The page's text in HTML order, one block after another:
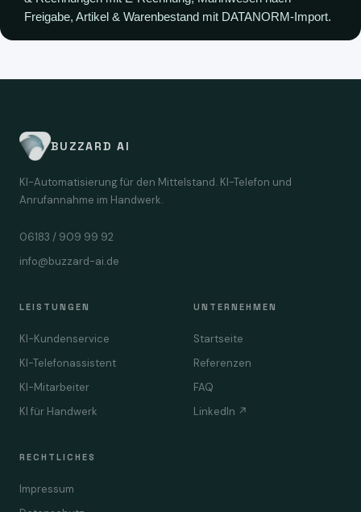
Freigabe, Artikel & Warenbestand mit DATANORM-Import.
BUZZARD AI
KI-Automatisierung für den Mittelstand. KI-Telefon und
Anrufannahme im Handwerk.
06183 / 909 99 92
info@buzzard-ai.de
LEISTUNGEN
KI-Kundenservice
KI-Telefonassistent
KI-Mitarbeiter
KI für Handwerk
UNTERNEHMEN
Startseite
Referenzen
FAQ
LinkedIn ↗
RECHTLICHES
Impressum